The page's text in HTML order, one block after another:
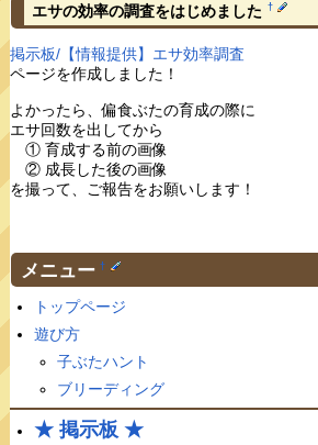
エサの効率の調査をはじめました †
掲示板/【情報提供】エサ効率調査
ページを作成しました！
よかったら、偏食ぶたの育成の際に
エサ回数を出してから
① 育成する前の画像
② 成長した後の画像
を撮って、ご報告をお願いします！
メニュー †
トップページ
遊び方
子ぶたハント
ブリーディング
★ 掲示板 ★